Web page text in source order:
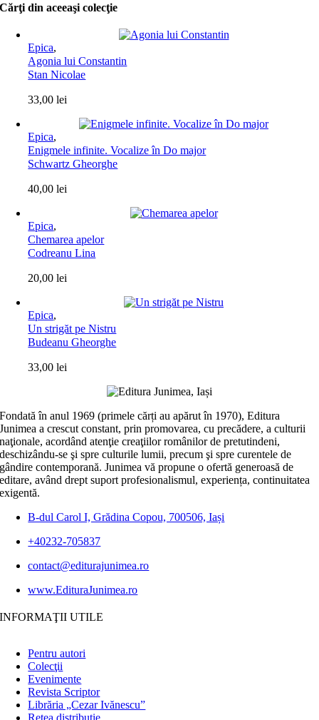
Cărţi din aceeaşi colecţie
Epica,
Agonia lui Constantin
Stan Nicolae
33,00lei
Epica,
Enigmele infinite. Vocalize în Do major
Schwartz Gheorghe
40,00lei
Epica,
Chemarea apelor
Codreanu Lina
20,00lei
Epica,
Un strigăt pe Nistru
Budeanu Gheorghe
33,00lei
Fondată în anul 1969 (primele cărți au apărut în 1970), Editura
Junimea a crescut constant, prin promovarea, cu precădere, a culturii
naţionale, acordând atenţie creaţiilor românilor de pretutindeni,
deschizându-se şi spre culturile lumii, precum şi spre curentele de
gândire contemporană. Junimea vă propune o ofertă generoasă de
editare, având drept suport profesionalismul, experiența, continuitatea
exigentă.
B-dul Carol I, Grădina Copou, 700506, Iași
+40232-705837
contact@editurajunimea.ro
www.EdituraJunimea.ro
INFORMAŢII UTILE
Pentru autori
Colecţii
Evenimente
Revista Scriptor
Librăria „Cezar Ivănescu”
Rețea distribuție